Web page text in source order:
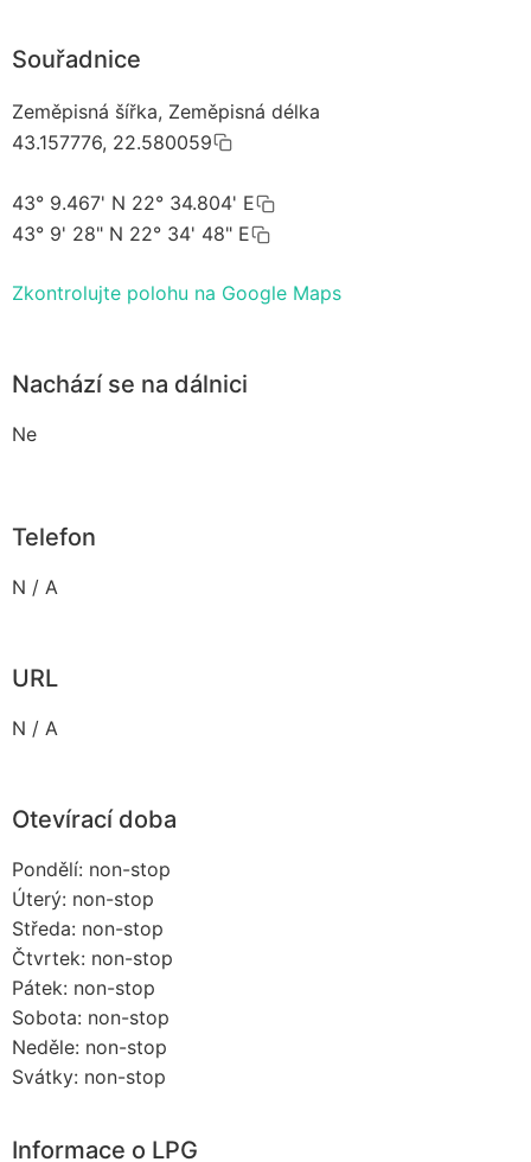
Souřadnice
Zeměpisná šířka, Zeměpisná délka
43.157776, 22.580059
43° 9.467' N 22° 34.804' E
43° 9' 28" N 22° 34' 48" E
Zkontrolujte polohu na Google Maps
Nachází se na dálnici
Ne
Telefon
N / A
URL
N / A
Otevírací doba
Pondělí: non-stop
Úterý: non-stop
Středa: non-stop
Čtvrtek: non-stop
Pátek: non-stop
Sobota: non-stop
Neděle: non-stop
Svátky: non-stop
Informace o LPG